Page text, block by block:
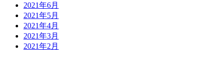
2021年6月
2021年5月
2021年4月
2021年3月
2021年2月